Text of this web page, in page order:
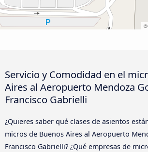
©
Servicio y Comodidad en el
Aires al Aeropuerto Mendoza
Francisco Gabrielli
¿Quieres saber qué clases de asientos
micros de Buenos Aires al Aeropuerto
Francisco Gabrielli? ¿Qué empresas de